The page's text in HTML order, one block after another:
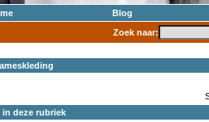
Blog
Zoek naar:
in deze rubriek